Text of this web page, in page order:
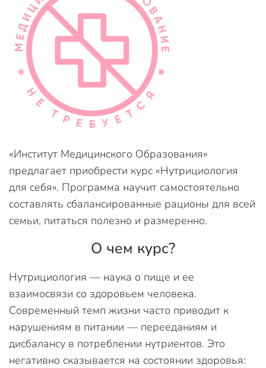
«Институт Медицинского Образования»
предлагает приобрести курс «Нутрициология
для себя». Программа научит самостоятельно
составлять сбалансированные рационы для всей
семьи, питаться полезно и размеренно.
О чем курс?
Нутрициология — наука о пище и ее
взаимосвязи со здоровьем человека.
Современный темп жизни часто приводит к
нарушениям в питании — перееданиям и
дисбалансу в потреблении нутриентов. Это
негативно сказывается на состоянии здоровья: